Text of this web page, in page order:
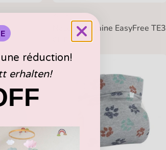
Nacelle en laine EasyFree TE3
CHF 20.80
réduction!
erhalten!